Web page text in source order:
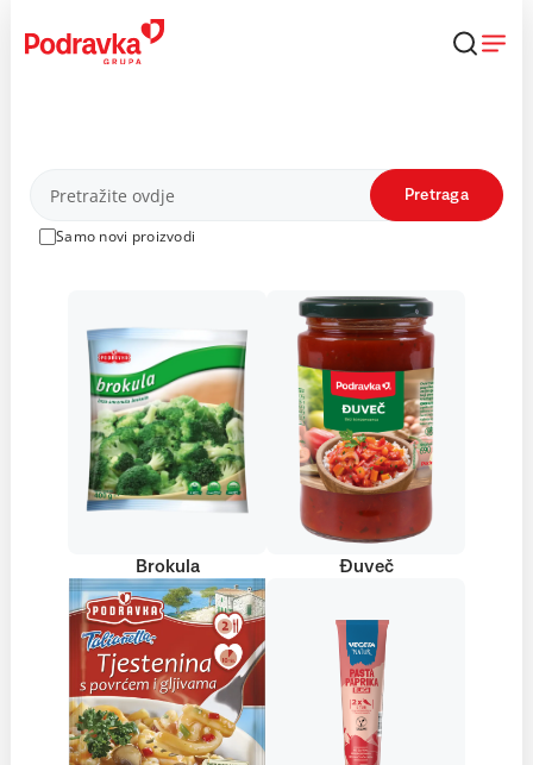
content
Proizvodi
Samo novi proizvodi
Pretraga
Brokula Đuveč